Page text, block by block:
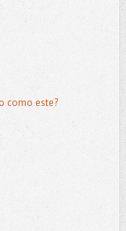
como este?